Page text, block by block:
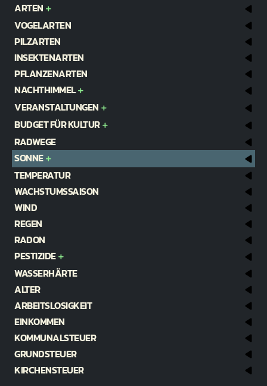
ARTEN
VOGELARTEN
PILZARTEN
INSEKTENARTEN
PFLANZENARTEN
NACHTHIMMEL
VERANSTALTUNGEN
BUDGET FÜR KULTUR
RADWEGE
SONNE
TEMPERATUR
WACHSTUMSSAISON
WIND
REGEN
RADON
PESTIZIDE
WASSERHÄRTE
ALTER
ARBEITSLOSIGKEIT
EINKOMMEN
KOMMUNALSTEUER
GRUNDSTEUER
KIRCHENSTEUER